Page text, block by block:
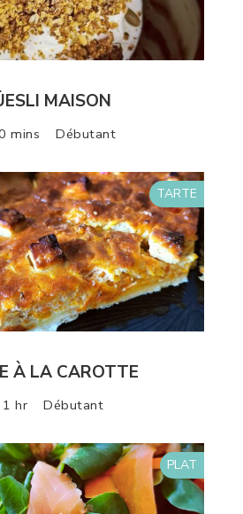
MAISON
mins Débutant
TARTE
À LA CAROTTE
1 hr Débutant
PLAT